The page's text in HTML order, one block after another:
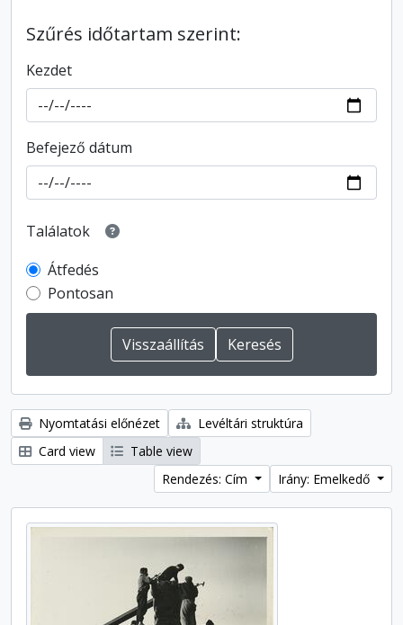
Szűrés időtartam szerint:
Kezdet
Befejező dátum
Találatok
Átfedés
Pontosan
Nyomtatási előnézet
Levéltári struktúra
Card view
Table view
Rendezés: Cím
Irány: Emelkedő